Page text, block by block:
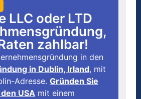
LLC oder LTD
zahlbar!
in den
in Dublin, Irland, mit
Adresse. Gründen Sie
USA mit einem